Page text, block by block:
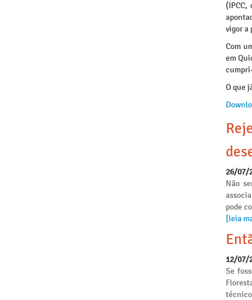
vigor a
Com
em
O que
26/07/
Não
pode
[leia
12/07/
Se